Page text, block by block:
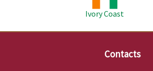
Ivory Coast
Contacts